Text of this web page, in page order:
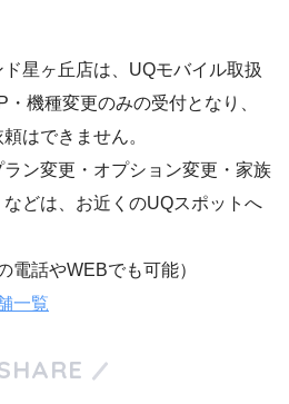
星ヶ丘店は、UQモバイル取扱
機種変更のみの受付となり、
はできません。
ン変更・オプション変更・家族
どは、お近くのUQスポットへ
電話やWEBでも可能）
一覧